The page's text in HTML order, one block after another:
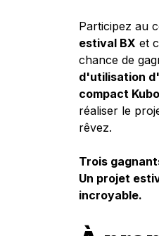
Participez au
estival BX et
chance de
d'utilisation
compact
réaliser le
rêvez.
Trois
Un projet
incroyable.